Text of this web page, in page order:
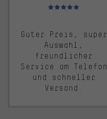
Bewertungen: 5 von 5
Guter Preis, super
Auswahl,
freundlicher
Service am Telefon
und schneller
Versand.